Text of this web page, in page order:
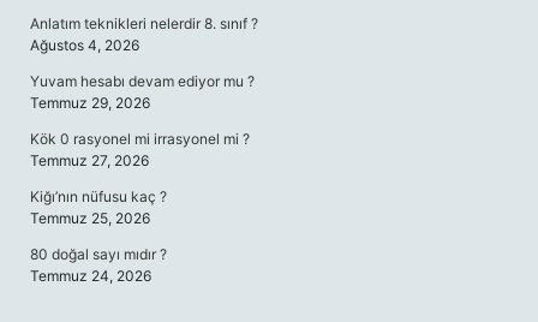
Anlatım teknikleri nelerdir 8. sınıf ?
Ağustos 4, 2026
Yuvam hesabı devam ediyor mu ?
Temmuz 29, 2026
Kök 0 rasyonel mi irrasyonel mi ?
Temmuz 27, 2026
Kiğı’nın nüfusu kaç ?
Temmuz 25, 2026
80 doğal sayı mıdır ?
Temmuz 24, 2026